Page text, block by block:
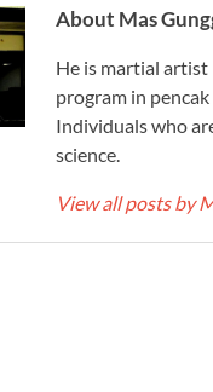
About Mas
He is martial artist
program in
Individuals who
science.
View all posts by